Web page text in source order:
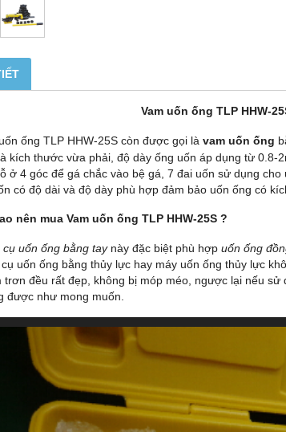
Vam uốn ống TLP HHW-
ống TLP HHW-25S còn được gọi là vam uốn ống
kích thước vừa phải, độ dày ống uốn áp dụng từ 0.8-
ở 4 góc để gá chắc vào bệ gá, 7 đai uốn sử dụng cho
có độ dài và độ dày phù hợp đảm bảo uốn ống có
nên mua Vam uốn ống TLP HHW-25S ?
cụ uốn ống bằng taynày đặc biệt phù hợp uốn ống
uốn ống bằng thủy lực hay máy uốn ống thủy lực
trơn đều rất đẹp, không bị móp méo, ngược lại nếu
được như mong muốn.